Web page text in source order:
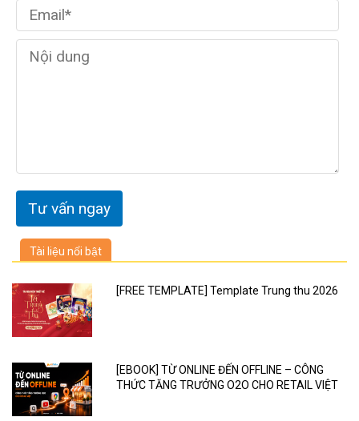
Tài liệu nổi bật
[FREE TEMPLATE] Template Trung thu 2026
[EBOOK] TỪ ONLINE ĐẾN OFFLINE – CÔNG
THỨC TĂNG TRƯỞNG O2O CHO RETAIL VIỆT